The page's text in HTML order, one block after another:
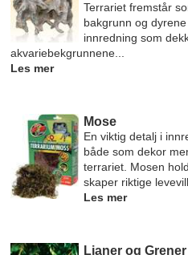
Terrariet fremstår
bakgrunn og
innredning som
akvariebekgrunnene...
Les mer
Mose
En viktig detalj i
både som dekor
terrariet. Mosen
skaper riktige
Les mer
Lianer og Grener